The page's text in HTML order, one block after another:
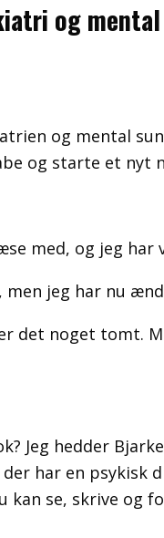
og
og mental
og starte et nyt
med, og jeg
men jeg har nu
det noget tomt.
Jeg hedder
har en
kan se, skrive